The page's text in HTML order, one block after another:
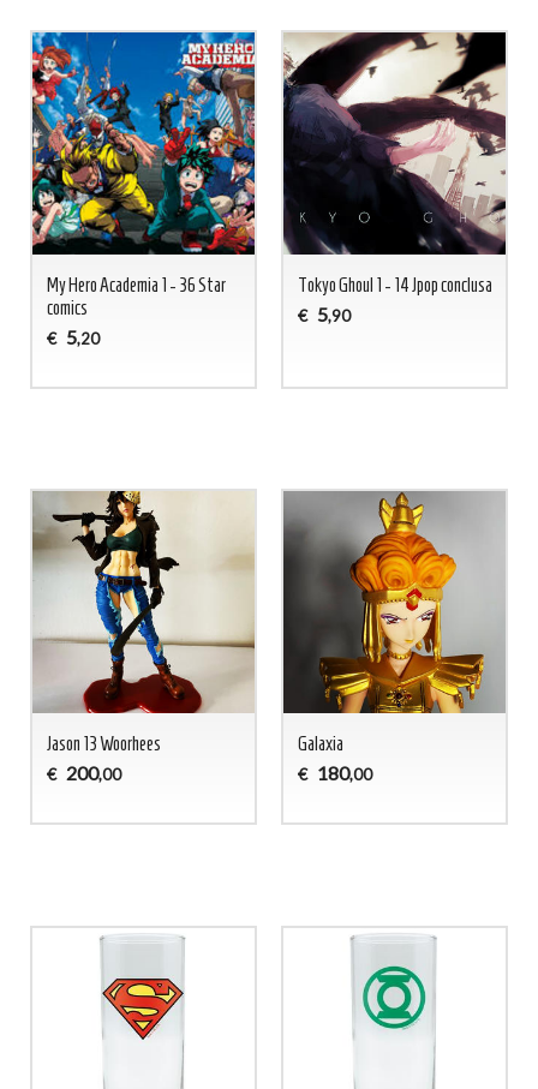
My Hero Academia 1 - 36 Star
comics
€ 5,20
Tokyo Ghoul 1 - 14 Jpop conclusa
€ 5,90
Jason 13 Woorhees
€ 200,00
Galaxia
€ 180,00